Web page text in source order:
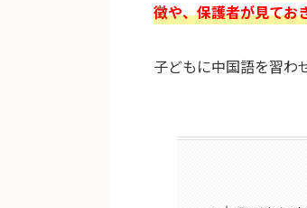
徴や、保護者が見てお
子どもに中国語を習わ